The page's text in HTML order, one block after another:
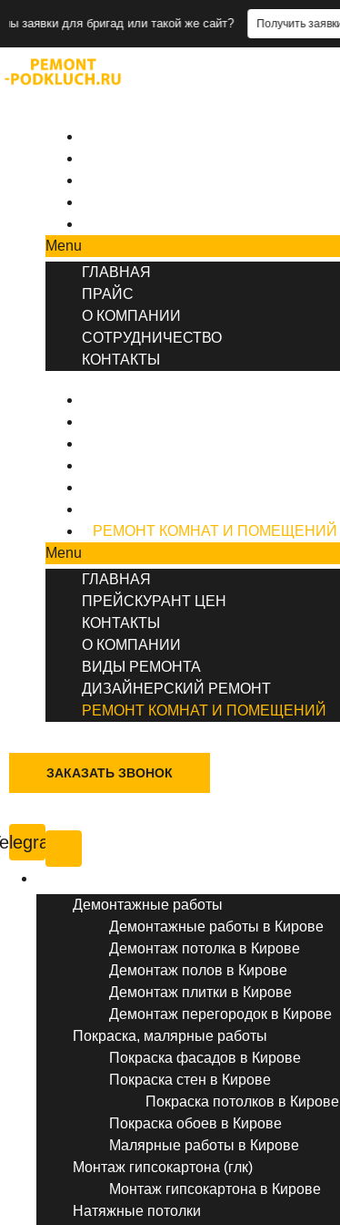
для бригад или такой же сайт? Получить заявки
Menu
ГЛАВНАЯ
ПРАЙС
О КОМПАНИИ
СОТРУДНИЧЕСТВО
КОНТАКТЫ
РЕМОНТ КОМНАТ И ПОМЕЩЕНИЙ
Menu
ГЛАВНАЯ
ПРЕЙСКУРАНТ ЦЕН
КОНТАКТЫ
О КОМПАНИИ
ВИДЫ РЕМОНТА
ДИЗАЙНЕРСКИЙ РЕМОНТ
РЕМОНТ КОМНАТ И ПОМЕЩЕНИЙ
ЗАКАЗАТЬ ЗВОНОК
Демонтажные работы
Демонтажные работы в Кирове
Демонтаж потолка в Кирове
Демонтаж полов в Кирове
Демонтаж плитки в Кирове
Демонтаж перегородок в Кирове
Покраска, малярные работы
Покраска фасадов в Кирове
Покраска стен в Кирове
Покраска потолков в Кирове
Покраска обоев в Кирове
Малярные работы в Кирове
Монтаж гипсокартона (глк)
Монтаж гипсокартона в Кирове
Натяжные потолки